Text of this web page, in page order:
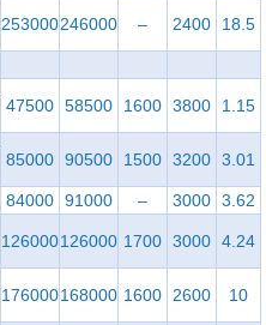
253000246000 – 2400 18.5
47500 58500 1600 3800 1.15
85000 90500 1500 3200 3.01
84000 91000 – 3000 3.62
126000126000 1700 3000 4.24
176000168000 1600 2600 10